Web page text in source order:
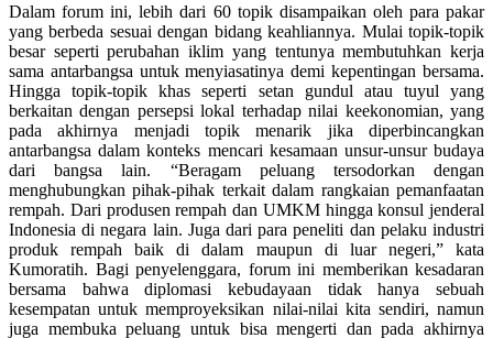
Dalam forum ini, lebih dari 60 topik disampaikan oleh para pakar
yang berbeda sesuai dengan bidang keahliannya. Mulai topik-topik
besar seperti perubahan iklim yang tentunya membutuhkan kerja
sama antarbangsa untuk menyiasatinya demi kepentingan bersama.
Hingga topik-topik khas seperti setan gundul atau tuyul yang
berkaitan dengan persepsi lokal terhadap nilai keekonomian, yang
pada akhirnya menjadi topik menarik jika diperbincangkan
antarbangsa dalam konteks mencari kesamaan unsur-unsur budaya
dari bangsa lain. “Beragam peluang tersodorkan dengan
menghubungkan pihak-pihak terkait dalam rangkaian pemanfaatan
rempah. Dari produsen rempah dan UMKM hingga konsul jenderal
Indonesia di negara lain. Juga dari para peneliti dan pelaku industri
produk rempah baik di dalam maupun di luar negeri,” kata
Kumoratih. Bagi penyelenggara, forum ini memberikan kesadaran
bersama bahwa diplomasi kebudayaan tidak hanya sebuah
kesempatan untuk memproyeksikan nilai-nilai kita sendiri, namun
juga membuka peluang untuk bisa mengerti dan pada akhirnya